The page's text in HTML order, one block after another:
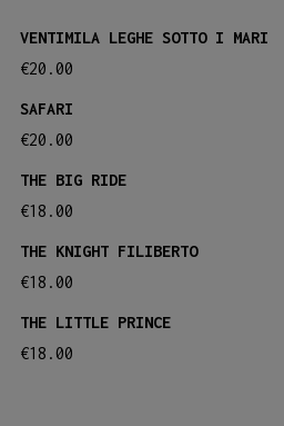
VENTIMILA LEGHE SOTTO I MARI
€20.00
SAFARI
€20.00
THE BIG RIDE
€18.00
THE KNIGHT FILIBERTO
€18.00
THE LITTLE PRINCE
€18.00